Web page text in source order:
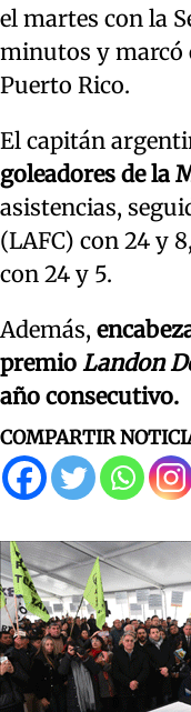
el martes con la
minutos y marcó
Puerto Rico.
El capitán
goleadores de la
asistencias,
(LAFC) con 24 y
con 24 y 5.
Además,
premio Landon
año consecutivo.
COMPARTIR